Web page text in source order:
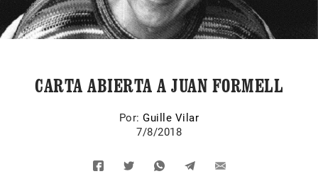
CARTA ABIERTA A JUAN FORMELL
Por:Guille Vilar
7/8/2018